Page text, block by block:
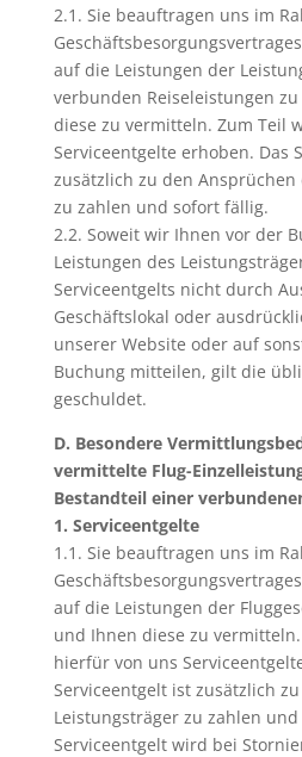
2.1. Sie beauftragen uns im
auf die Leistungen der
verbunden Reiseleistungen
diese zu vermitteln. Zum Teil
Serviceentgelte erhoben. Das
zusätzlich zu den
zu zahlen und sofort fällig.
2.2. Soweit wir Ihnen vor der
Leistungen des
Serviceentgelts nicht durch
Geschäftslokal oder
unserer Website oder auf
Buchung mitteilen, gilt die
geschuldet.
D. Besondere
vermittelte Flug-
Bestandteil einer
1. Serviceentgelte
1.1. Sie beauftragen uns im
auf die Leistungen der
und Ihnen diese zu
hierfür von uns
Serviceentgelt ist zusätzlich
Leistungsträger zu zahlen
Serviceentgelt wird bei